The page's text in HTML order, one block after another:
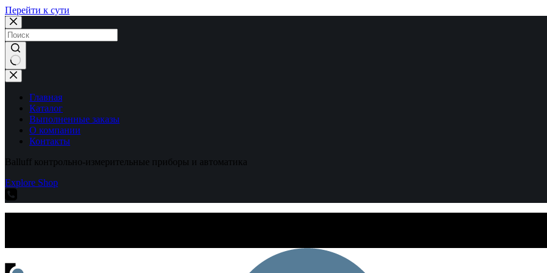
Перейти к сути
Ничего
не
найденоГлавная
Каталог
Выполненные заказы
О компании
Контакты
Balluff контрольно-измерительные приборы и автоматика
Explore Shop